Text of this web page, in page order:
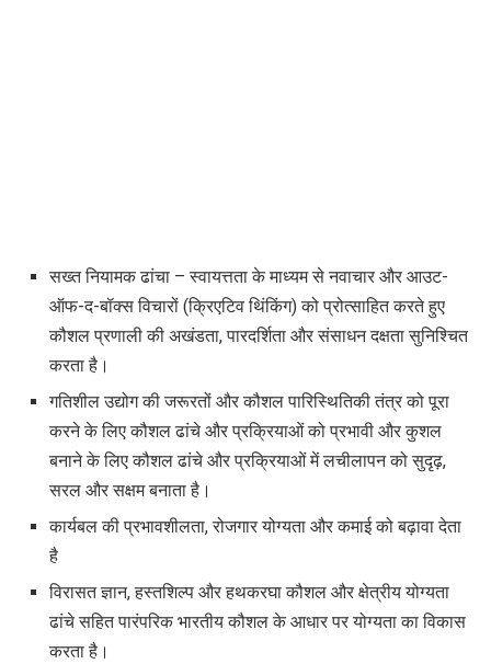
सख्त नियामक ढांचा – स्वायत्तता के माध्यम से नवाचार और आउट-
ऑफ-द-बॉक्स विचारों (क्रिएटिव थिंकिंग) को प्रोत्साहित करते हुए
कौशल प्रणाली की अखंडता,पारदर्शिता और संसाधन दक्षता सुनिश्चित
करता है।
गतिशील उद्योग की जरूरतों और कौशल पारिस्थितिकी तंत्र को पूरा
करने के लिए कौशल ढांचे और प्रक्रियाओं को प्रभावी और कुशल
बनाने के लिए कौशल ढांचे और प्रक्रियाओं में लचीलापन को सुदृढ़,
सरल और सक्षम बनाता है।
कार्यबल की प्रभावशीलता,रोजगार योग्यता और कमाई को बढ़ावा देता
है
विरासत ज्ञान,हस्तशिल्प और हथकरघा कौशल और क्षेत्रीय योग्यता
ढांचे सहित पारंपरिक भारतीय कौशल के आधार पर योग्यता का विकास
करता है।